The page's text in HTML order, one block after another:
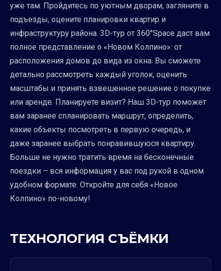
уже там. Пройдитесь по уютным дворам, загляните в
подъезды, оцените планировки квартир и
инфраструктуру района. 3D-тур от 360°Space даст вам
полное представление о «Новом Колпино»: от
расположения домов до вида из окна. Вы сможете
детально рассмотреть каждый уголок, оценить
масштабы и принять взвешенное решение о покупке
или аренде. Планируете визит? Наш 3D-тур поможет
вам заранее спланировать маршрут, определить,
какие объекты посмотреть в первую очередь, и
даже заранее выбрать понравившуюся квартиру.
Больше не нужно тратить время на бесконечные
поездки – вся информация у вас под рукой в одном
удобном формате. Откройте для себя «Новое
Колпино» по-новому!
ТЕХНОЛОГИЯ СЪЁМКИ